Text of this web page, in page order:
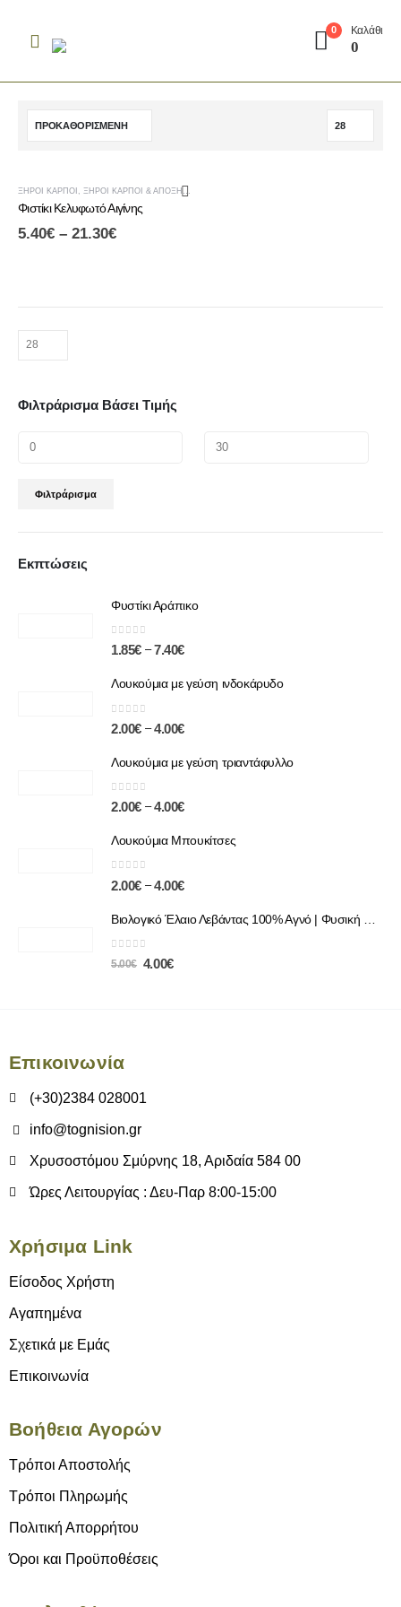
0 Καλάθι
0
ΞΗΡΟΊ ΚΑΡΠΟΊ , ΞΗΡΟΊ ΚΑΡΠΟΊ & ΑΠΟΞΗΡΑΜΈΝΑ ΦΡΟΎΤΑ
Φιστίκι Κελυφωτό Αιγίνης
5.40€ – 21.30€
Φιλτράρισμα Βάσει Τιμής
Φιλτράρισμα
Εκπτώσεις
Φυστίκι Αράπικο
0 out of 5
1.85€ – 7.40€
Λουκούμια με γεύση ινδοκάρυδο
0out of 5
2.00€ – 4.00€
Λουκούμια με γεύση τριαντάφυλλο
0out of 5
2.00€ – 4.00€
Λουκούμια Μπουκίτσες
0out of 5
2.00€ – 4.00€
0 out of 5
5.00€ 4.00€
Επικοινωνία
(+30)2384 028001
info@tognision.gr
Χρυσοστόμου Σμύρνης 18, Αριδαία 584 00
Ώρες Λειτουργίας : Δευ-Παρ 8:00-15:00
Χρήσιμα Link
Είσοδος Χρήστη
Αγαπημένα
Σχετικά με Εμάς
Επικοινωνία
Βοήθεια Αγορών
Τρόποι Αποστολής
Τρόποι Πληρωμής
Πολιτική Απορρήτου
Όροι και Προϋποθέσεις